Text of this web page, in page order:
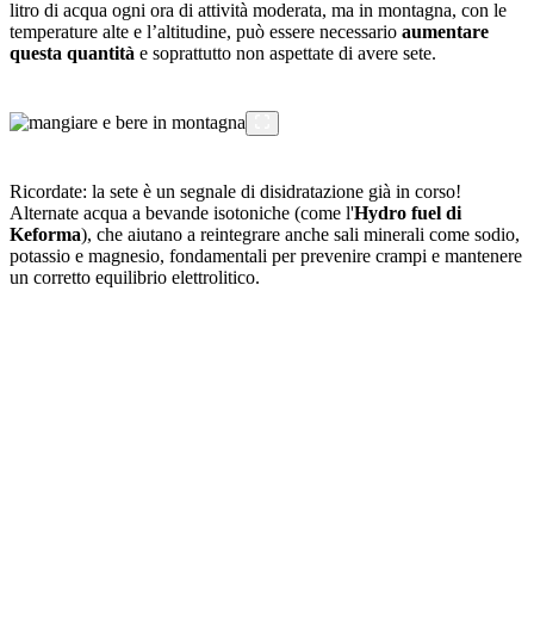
litro di acqua ogni ora di attività moderata, ma in montagna, con le
temperature alte e l’altitudine, può essere necessario aumentare
questa quantità e soprattutto non aspettate di avere sete.
Ricordate: la sete è un segnale di disidratazione già in corso!
Alternate acqua a bevande isotoniche (come l'Hydro fuel di
Keforma), che aiutano a reintegrare anche sali minerali come sodio,
potassio e magnesio, fondamentali per prevenire crampi e mantenere
un corretto equilibrio elettrolitico.